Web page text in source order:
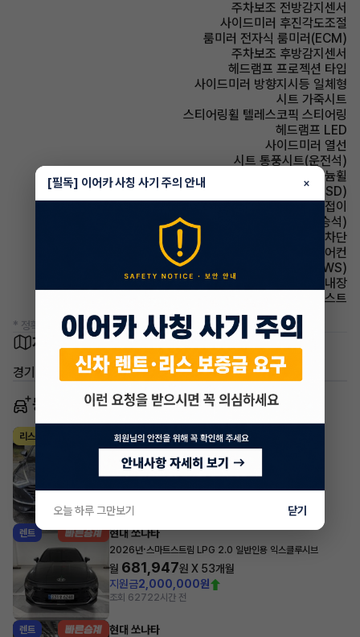
주차보조 전방감지센서
사이드미러 후진각도조절
룸미러 전자식 룸미러(ECM)
주차보조 후방감지센서
헤드램프 프로젝션 타입
사이드미러 방향지시등 일체형
시트 가죽시트
스티어링휠 텔레스코픽 스티어링
헤드램프 LED
사이드미러 열선
시트 통풍시트(운전석)
휠타이어 알루미늄휠
주행안전 후측방경보시스템(BSD)
사이드미러 전동접이
시트 통풍시트(동승석)
윈드실드(앞유리) 자외선 차단
에어컨 풀오토에어컨
주행안전 차선이탈경보(LDWS)
룸미러 하이패스 내장
헤드램프 하이빔 어시스트
* 정확한 정보는 판매자와 반드시 확인하시기 바랍니다.
차량 위치
경기 안성시 신소현동
동일 차종 이어카
리스 현대 쏘나타
·
487,200 원 X31개월
렌트 현대 쏘나타
2026년·스마트스트림 LPG 2.0 일반인용 익스클루시브
월 681,947원 X 53개월
지원금2,000,000원
조회 62722시간 전
렌트 현대 쏘나타
[필독] 이어카 사칭 사기 주의 안내 ×
오늘 하루 그만보기 닫기